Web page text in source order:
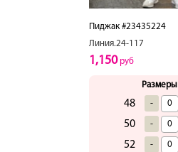
Пиджак #23435224
Линия.24-117
1,150руб
Размеры
48 -
50 -
52 -